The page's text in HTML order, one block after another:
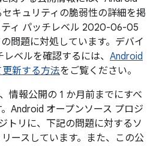
キュリティの脆弱性の詳細を掲
ティ パッチレベル 2020-06-05
問題に対処しています。デバイ
ベルを確認するには、 Android
新する方法をご覧ください。
情報公開の 1 か月前までにすべ
Android オープンソース プロジ
トリに、下記の問題に対するソ
ースしています。また、この公